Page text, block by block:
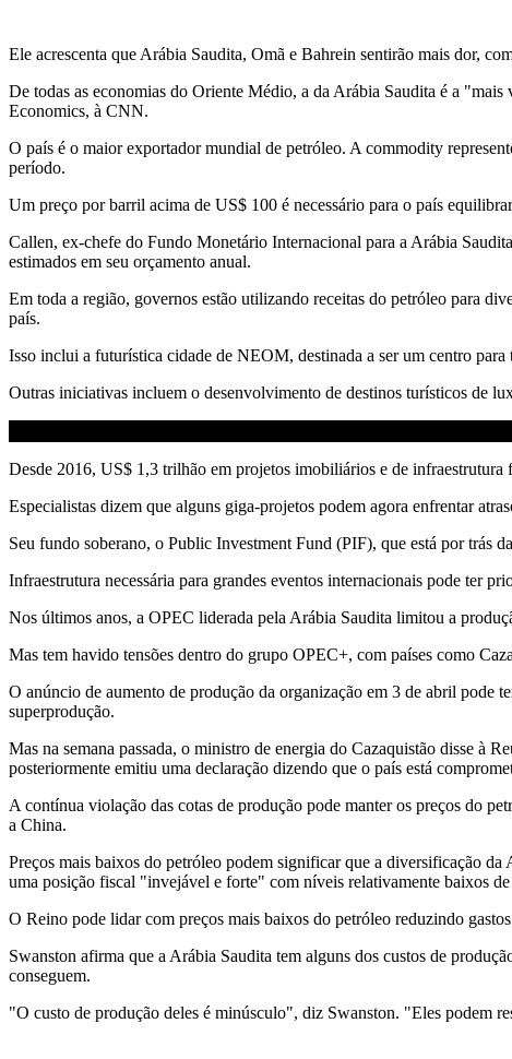
Ele acrescenta que Arábia Saudita, Omã e Bahrein sentirão mais dor,
De todas as economias do Oriente Médio, a da Arábia Saudita é a
Economics, à CNN.
O país é o maior exportador mundial de petróleo. A commodity
período.
Um preço por barril acima de US$ 100 é necessário para o país
Callen, ex-chefe do Fundo Monetário Internacional para a Arábia
estimados em seu orçamento anual.
Em toda a região, governos estão utilizando receitas do petróleo para
país.
Isso inclui a futurística cidade de NEOM, destinada a ser um centro
Outras iniciativas incluem o desenvolvimento de destinos turísticos de
Desde 2016, US$ 1,3 trilhão em projetos imobiliários e de
Especialistas dizem que alguns giga-projetos podem agora enfrentar
Seu fundo soberano, o Public Investment Fund (PIF), que está por trás
Infraestrutura necessária para grandes eventos internacionais pode ter
Nos últimos anos, a OPEC liderada pela Arábia Saudita limitou a
Mas tem havido tensões dentro do grupo OPEC+, com países como
O anúncio de aumento de produção da organização em 3 de abril pode
superprodução.
Mas na semana passada, o ministro de energia do Cazaquistão disse à
posteriormente emitiu uma declaração dizendo que o país está
A contínua violação das cotas de produção pode manter os preços do
a China.
Preços mais baixos do petróleo podem significar que a diversificação
uma posição fiscal "invejável e forte" com níveis relativamente baixos
O Reino pode lidar com preços mais baixos do petróleo reduzindo
Swanston afirma que a Arábia Saudita tem alguns dos custos de
conseguem.
"O custo de produção deles é minúsculo", diz Swanston. "Eles podem